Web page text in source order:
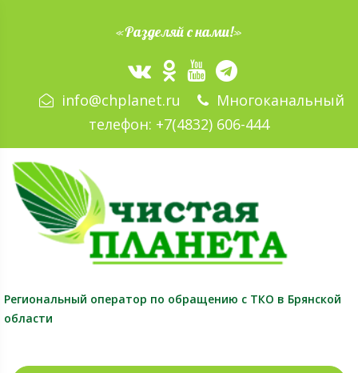
«Разделяй с нами!»
info@chplanet.ru
Многоканальный
телефон: +7(4832) 606-444
Региональный оператор по обращению с ТКО в Брянской
области